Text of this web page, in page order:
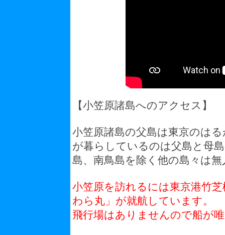
【小笠原諸島へのアクセス】
小笠原諸島の父島は東京のは
が暮らしているのは父島と母
島、南鳥島を除く他の島々は
小笠原を訪れるには東京港竹
わら丸」が就航しています。
飛行場はありませんので船が